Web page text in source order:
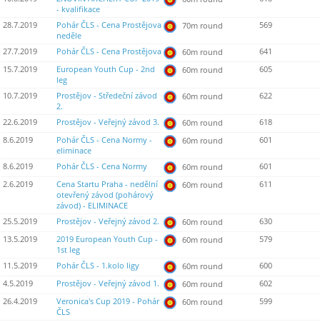
- kvalifikace
28.7.2019
Pohár ČLS - Cena Prostějova
neděle
70m round 569
27.7.2019 Pohár ČLS - Cena Prostějova 60m round
641
15.7.2019
European Youth Cup - 2nd
leg
60m round 605
10.7.2019
Prostějov - Středeční závod
2.
60m round 622
22.6.2019 Prostějov - Veřejný závod 3. 60m round
618
8.6.2019
Pohár ČLS - Cena Normy -
eliminace
60m round 601
8.6.2019 Pohár ČLS - Cena Normy 60m round
601
2.6.2019
Cena Startu Praha - nedělní
otevřený závod (pohárový
závod) - ELIMINACE
60m round 611
25.5.2019 Prostějov - Veřejný závod 2. 60m round
630
13.5.2019
2019 European Youth Cup -
1st leg
60m round 579
11.5.2019 Pohár ČLS - 1.kolo ligy 60m round
600
4.5.2019
Prostějov - Veřejný závod 1. 60m round
602
26.4.2019
Veronica's Cup 2019 - Pohár
ČLS
60m round 599